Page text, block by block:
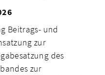
Beitrags- und
zur
des
zur